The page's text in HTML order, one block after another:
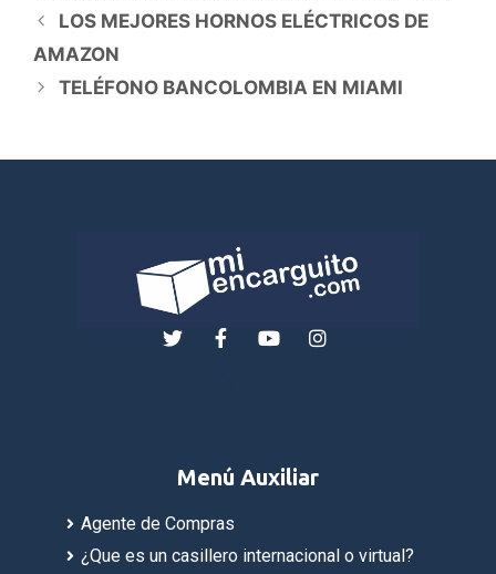
LOS MEJORES HORNOS ELÉCTRICOS DE
AMAZON
TELÉFONO BANCOLOMBIA EN MIAMI
Menú Auxiliar
Agente de Compras
¿Que es un casillero internacional o virtual?